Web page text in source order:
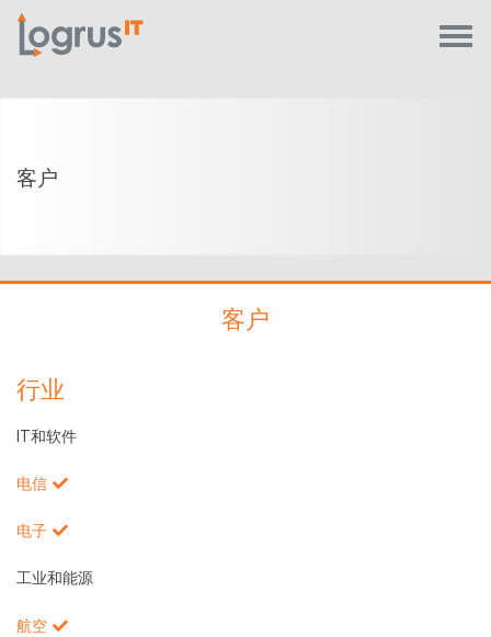
客户
客户
行业
IT和软件
电信
电子
工业和能源
航空